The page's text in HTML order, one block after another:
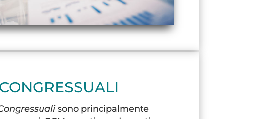
CONGRESSUALI
sono principalmente